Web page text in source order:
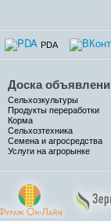
PDA
Доска
Сельхозкультуры
Продукты переработки
Корма
Сельхозтехника
Семена и агросредства
Услуги на агрорынке